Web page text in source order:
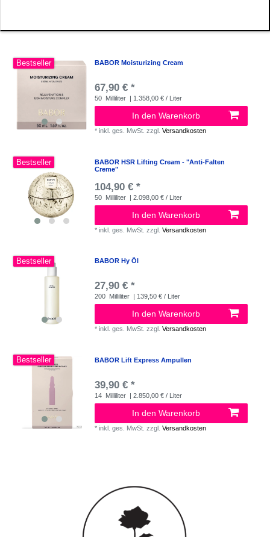
Bestseller BABOR Moisturizing Cream
67,90 € *
50 Milliliter | 1.358,00 € / Liter
In den Warenkorb
*inkl. ges. MwSt. zzgl.Versandkosten
Bestseller
BABOR HSR Lifting Cream - "Anti-Falten
Creme"
104,90 € *
50 Milliliter | 2.098,00 € / Liter
In den Warenkorb
*inkl. ges. MwSt. zzgl.Versandkosten
Bestseller BABOR Hy Öl
27,90 € *
200 Milliliter | 139,50 € / Liter
In den Warenkorb
*inkl. ges. MwSt. zzgl.Versandkosten
Bestseller BABOR Lift Express Ampullen
39,90 € *
14 Milliliter | 2.850,00 € / Liter
In den Warenkorb
*inkl. ges. MwSt. zzgl.Versandkosten